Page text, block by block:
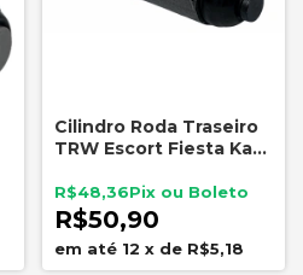
Cilindro Roda Traseiro
TRW Escort Fiesta Ka
R$50,90
R$48,36
12 x de R$5,18